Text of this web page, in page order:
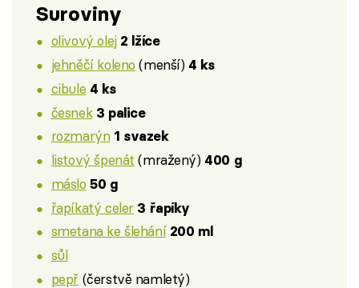
Suroviny
olivový olej 2 lžíce
jehněčí koleno (menší) 4 ks
cibule 4 ks
česnek 3 palice
rozmarýn 1 svazek
listový špenát (mražený) 400 g
máslo 50 g
řapíkatý celer 3 řapíky
smetana ke šlehání 200 ml
sůl
pepř (čerstvě namletý)